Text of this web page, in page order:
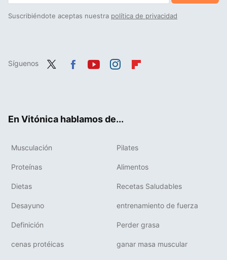
Suscribiéndote aceptas nuestra política de privacidad
Síguenos
En Vitónica hablamos de...
Musculación Pilates
Proteínas Alimentos
Dietas Recetas Saludables
Desayuno entrenamiento de fuerza
Definición Perder grasa
cenas protéicas ganar masa muscular